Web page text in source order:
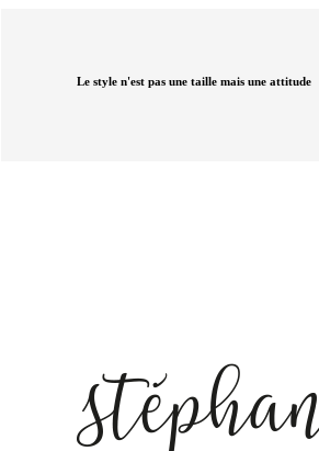
Le style n'est pas une taille mais une attitude